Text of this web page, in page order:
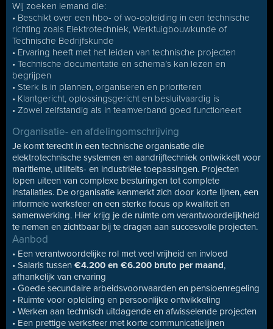
Wij zoeken iemand die:
• Beschikt over een hbo- of wo-opleiding in een technische
richting zoals Elektrotechniek, Werktuigbouwkunde of
Technische Bedrijfskunde
• Ervaring heeft met het leiden van technische projecten
• Technische documentatie en schema’s kan lezen en
begrijpen
• Sterk is in plannen, organiseren en prioriteren
• Klantgericht, oplossingsgericht en besluitvaardig is
• Zowel zelfstandig als in teamverband goed functioneert
Organisatie- en afdelingomschrijving
Je komt terecht in een technische organisatie die
elektrotechnische systemen en aandrijftechniek ontwikkelt voor
maritieme, utiliteits- en industriële toepassingen. Projecten
lopen uiteen van complexe besturingen tot complete
installaties. De organisatie kenmerkt zich door korte lijnen, een
informele werksfeer en een sterke focus op kwaliteit en
samenwerking. Hier krijg je de ruimte om verantwoordelijkheid
te nemen en zichtbaar bij te dragen aan succesvolle projecten.
Aanbod
• Een verantwoordelijke rol met veel vrijheid en invloed
• Salaris tussen €4.200 en €6.200 bruto per maand,
afhankelijk van ervaring
• Goede secundaire arbeidsvoorwaarden en pensioenregeling
• Ruimte voor opleiding en persoonlijke ontwikkeling
• Werken aan technisch uitdagende en afwisselende projecten
• Een prettige werksfeer met korte communicatielijnen